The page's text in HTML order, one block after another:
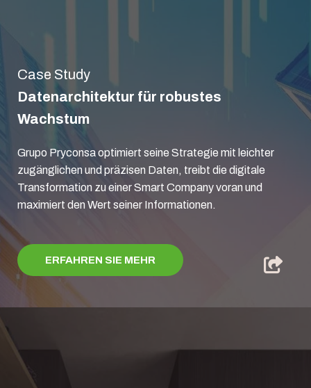
Case Study
Datenarchitektur für robustes
Wachstum
Grupo Pryconsa optimiert seine Strategie mit leichter
zugänglichen und präzisen Daten, treibt die digitale
Transformation zu einer Smart Company voran und
maximiert den Wert seiner Informationen.
ERFAHREN SIE MEHR